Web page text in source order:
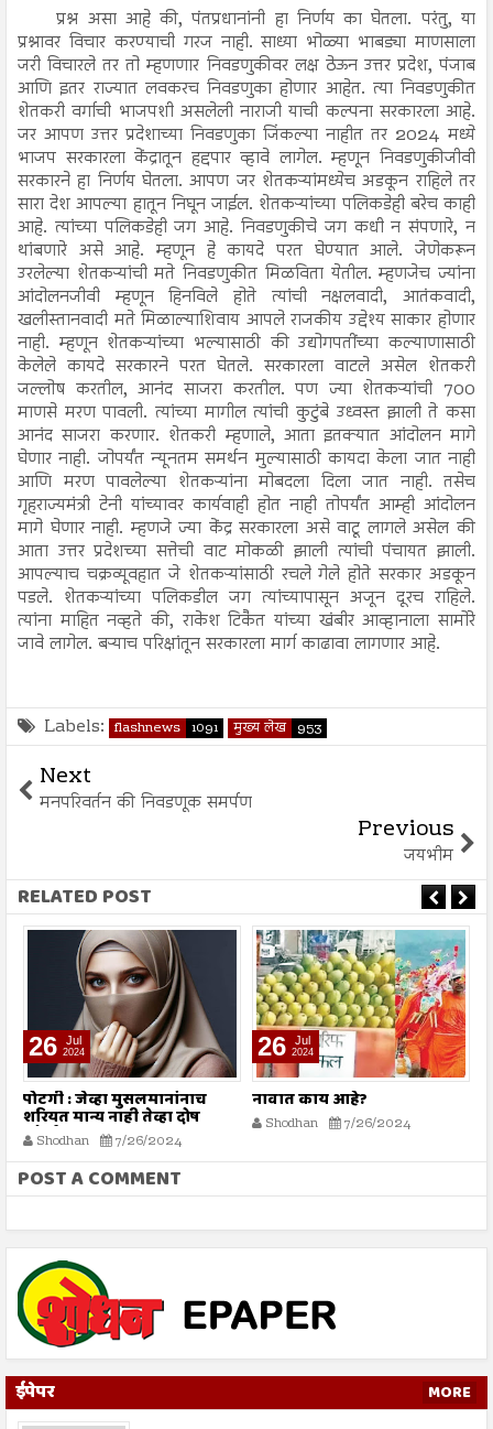
प्रश्न असा आहे की, पंतप्रधानांनी हा निर्णय का घेतला. परंतु, या
प्रश्नावर विचार करण्याची गरज नाही. साध्या भोळ्या भाबड्या माणसाला
जरी विचारले तर तो म्हणणार निवडणुकीवर लक्ष ठेऊन उत्तर प्रदेश, पंजाब
आणि इतर राज्यात लवकरच निवडणुका होणार आहेत. त्या निवडणुकीत
शेतकरी वर्गाची भाजपशी असलेली नाराजी याची कल्पना सरकारला आहे.
जर आपण उत्तर प्रदेशाच्या निवडणुका जिंकल्या नाहीत तर 2024 मध्ये
भाजप सरकारला केंद्रातून हद्दपार व्हावे लागेल. म्हणून निवडणुकीजीवी
सरकारने हा निर्णय घेतला. आपण जर शेतकऱ्यांमध्येच अडकून राहिले तर
सारा देश आपल्या हातून निघून जाईल. शेतकऱ्यांच्या पलिकडेही बरेच काही
आहे. त्यांच्या पलिकडेही जग आहे. निवडणुकीचे जग कधी न संपणारे, न
थांबणारे असे आहे. म्हणून हे कायदे परत घेण्यात आले. जेणेकरून
उरलेल्या शेतकऱ्यांची मते निवडणुकीत मिळविता येतील. म्हणजेच ज्यांना
आंदोलनजीवी म्हणून हिनविले होते त्यांची नक्षलवादी, आतंकवादी,
खलीस्तानवादी मते मिळाल्याशिवाय आपले राजकीय उद्देश्य साकार होणार
नाही. म्हणून शेतकऱ्यांच्या भल्यासाठी की उद्योगपतींच्या कल्याणासाठी
केलेले कायदे सरकारने परत घेतले. सरकारला वाटले असेल शेतकरी
जल्लोष करतील, आनंद साजरा करतील. पण ज्या शेतकऱ्यांची 700
माणसे मरण पावली. त्यांच्या मागील त्यांची कुटुंबे उध्वस्त झाली ते कसा
आनंद साजरा करणार. शेतकरी म्हणाले, आता इतक्यात आंदोलन मागे
घेणार नाही. जोपर्यंत न्यूनतम समर्थन मुल्यासाठी कायदा केला जात नाही
आणि मरण पावलेल्या शेतकऱ्यांना मोबदला दिला जात नाही. तसेच
गृहराज्यमंत्री टेनी यांच्यावर कार्यवाही होत नाही तोपर्यंत आम्ही आंदोलन
मागे घेणार नाही. म्हणजे ज्या केंद्र सरकारला असे वाटू लागले असेल की
आता उत्तर प्रदेशच्या सत्तेची वाट मोकळी झाली त्यांची पंचायत झाली.
आपल्याच चक्रव्यूवहात जे शेतकऱ्यांसाठी रचले गेले होते सरकार अडकून
पडले. शेतकऱ्यांच्या पलिकडील जग त्यांच्यापासून अजून दूरच राहिले.
त्यांना माहित नव्हते की, राकेश टिकैत यांच्या खंबीर आव्हानाला सामोरे
जावे लागेल. बऱ्याच परिक्षांतून सरकारला मार्ग काढावा लागणार आहे.
Labels: flashnews 1091 मुख्य लेख 953
Next
मनपरिवर्तन की निवडणूक समर्पण
Previous
जयभीम
RELATED POST
26 Jul
2024
पोटगी : जेव्हा मुसलमानांनाच
शरियत मान्य नाही तेव्हा दोष
कोर्टाला कसा द्यावा?
Shodhan 7/26/2024
26 Jul
2024
नावात काय आहे?
Shodhan 7/26/2024
POST A COMMENT
ईपेपर MORE